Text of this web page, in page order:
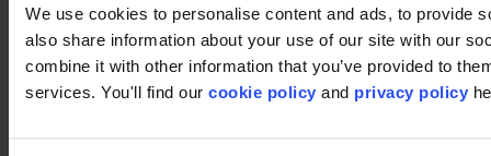
We use cookies to personalise content and ads, to provide
also share information about your use of our site with our
combine it with other information that you’ve provided to
services. You'll find our cookie policy and privacy policy
Footer
Segments
Bureau